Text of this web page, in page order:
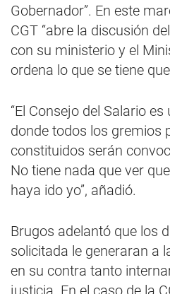
Gobernador”. En este
CGT “abre la discusión
con su ministerio y el
ordena lo que se tiene
“El Consejo del Salario
donde todos los gremios
constituidos serán
No tiene nada que ver
haya ido yo”, añadió.
Brugos adelantó que los
solicitada le generaran a
en su contra tanto